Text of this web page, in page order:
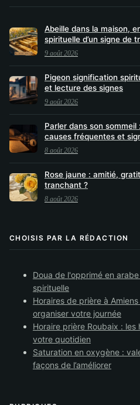
Abeille dans la maison,
spirituelle d’un signe de
9 août 2026
Pigeon signification
et lecture des signes
9 août 2026
Parler dans son
causes fréquentes et
8 août 2026
Rose jaune : amitié,
tranchant ?
8 août 2026
CHOISIS PAR LA RÉDACTION
Doua de l'opprimé en
spirituelle
Horaires de prière à
organiser votre journée
Horaire prière Roubaix :
votre quotidien
Saturation en oxygène :
façons de l’améliorer